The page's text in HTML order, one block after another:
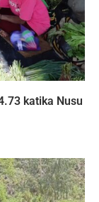
katika Nusu